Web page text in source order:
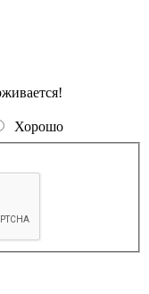
Хорошо